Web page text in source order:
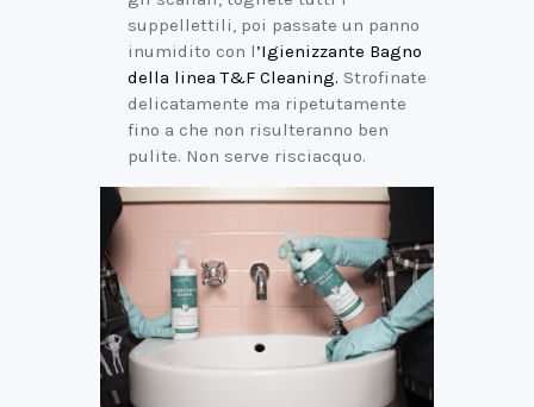
suppellettili, poi passate un panno
inumidito con l’Igienizzante Bagno
della linea T&F Cleaning. Strofinate
delicatamente ma ripetutamente
fino a che non risulteranno ben
pulite. Non serve risciacquo.